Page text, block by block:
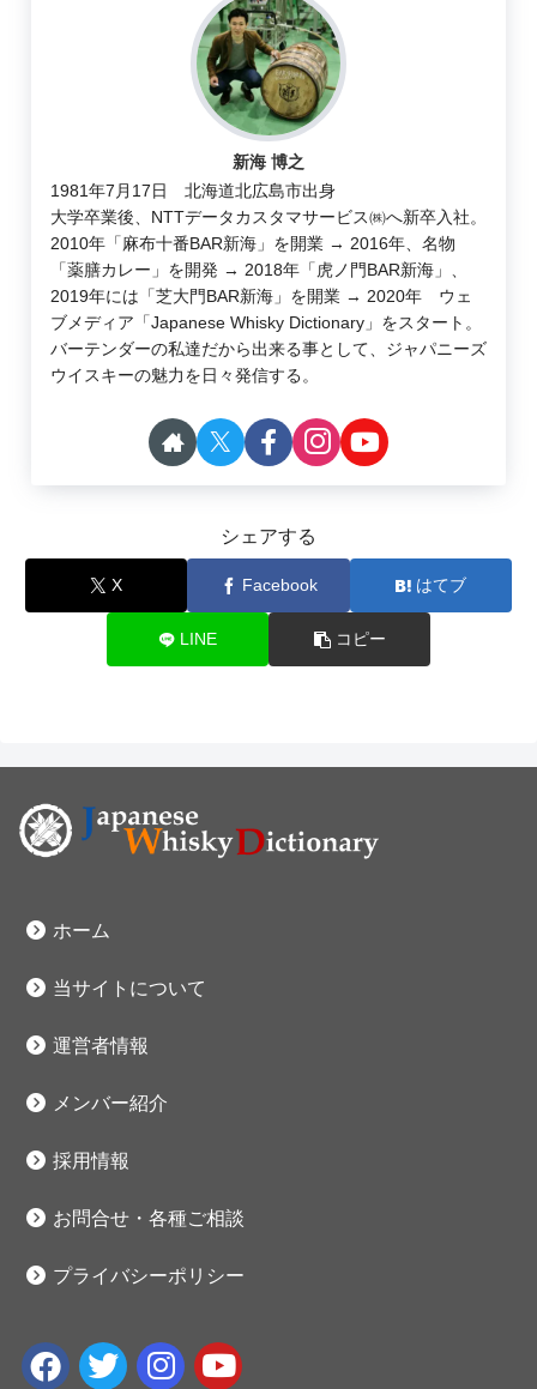
新海 博之
1981年7月17日 北海道北広島市出身
大学卒業後、NTTデータカスタマサービス㈱へ新卒入社。
2010年「麻布十番BAR新海」を開業 → 2016年、名物
「薬膳カレー」を開発 → 2018年「虎ノ門BAR新海」、
2019年には「芝大門BAR新海」を開業 → 2020年 ウェ
ブメディア「Japanese Whisky Dictionary」をスタート。
バーテンダーの私達だから出来る事として、ジャパニーズ
ウイスキーの魅力を日々発信する。
シェアする
X Facebook はてブ
LINE コピー
ホーム
当サイトについて
運営者情報
メンバー紹介
採用情報
お問合せ・各種ご相談
プライバシーポリシー